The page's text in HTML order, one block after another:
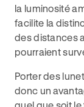
la luminosité
facilite la
des distances
pourraient
Porter des
donc un